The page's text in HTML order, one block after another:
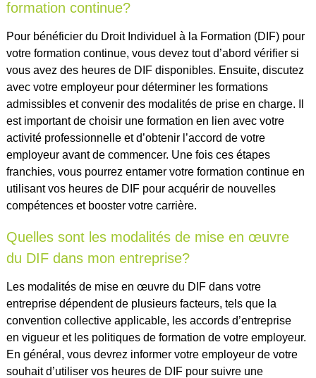
formation continue?
Pour bénéficier du Droit Individuel à la Formation (DIF) pour
votre formation continue, vous devez tout d’abord vérifier si
vous avez des heures de DIF disponibles. Ensuite, discutez
avec votre employeur pour déterminer les formations
admissibles et convenir des modalités de prise en charge. Il
est important de choisir une formation en lien avec votre
activité professionnelle et d’obtenir l’accord de votre
employeur avant de commencer. Une fois ces étapes
franchies, vous pourrez entamer votre formation continue en
utilisant vos heures de DIF pour acquérir de nouvelles
compétences et booster votre carrière.
Quelles sont les modalités de mise en œuvre
du DIF dans mon entreprise?
Les modalités de mise en œuvre du DIF dans votre
entreprise dépendent de plusieurs facteurs, tels que la
convention collective applicable, les accords d’entreprise
en vigueur et les politiques de formation de votre employeur.
En général, vous devrez informer votre employeur de votre
souhait d’utiliser vos heures de DIF pour suivre une